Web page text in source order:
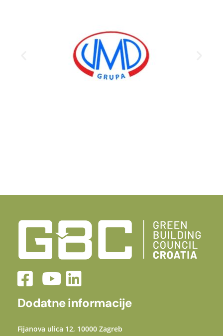
Dodatne informacije
Fijanova ulica 12, 10000 Zagreb